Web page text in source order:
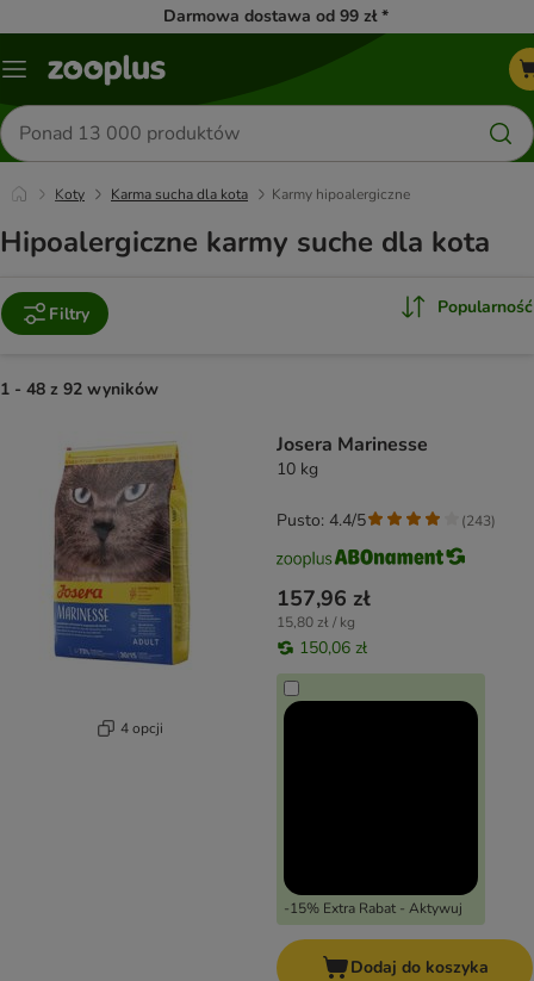
Darmowa dostawa od 99 zł *
Menu
Szukaj
produktów
Koty Karma sucha dla kota Karmy hipoalergiczne
Hipoalergiczne karmy suche dla kota
Filtry Popularność
1 - 48 z 92 wyników
4 opcji
Josera Marinesse
10 kg
157,96 zł
15,80 zł / kg
150,06 zł
-15% Extra Rabat - Aktywuj
Pusto: 4.4/5 (243)
Dodaj do koszyka